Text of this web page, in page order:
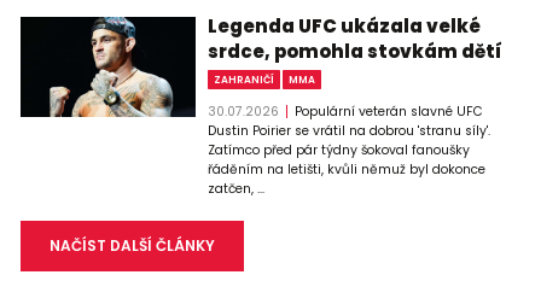
Legenda UFC ukázala velké
srdce, pomohla stovkám dětí
ZAHRANIČÍ MMA
30.07.2026
Populární veterán slavné UFC
Dustin Poirier se vrátil na dobrou 'stranu síly'.
Zatímco před pár týdny šokoval fanoušky
řáděním na letišti, kvůli němuž byl dokonce
zatčen, ...
NAČÍST DALŠÍ ČLÁNKY